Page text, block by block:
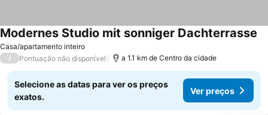
Casa/apartamento inteiro
Modernes Studio mit sonniger Dachterrasse
/ Pontuação não disponível a 1.1 km de Centro da cidade
Selecione as datas para ver os preços
exatos.
Ver preços